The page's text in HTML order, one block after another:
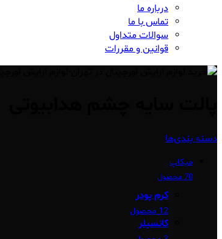
درباره ما
تماس با ما
سوالات متداول
قوانین و مقررات
دسته بندی‌ها
میکاپ
70 محصول
کرم پودر
12 محصول
کانسیلر